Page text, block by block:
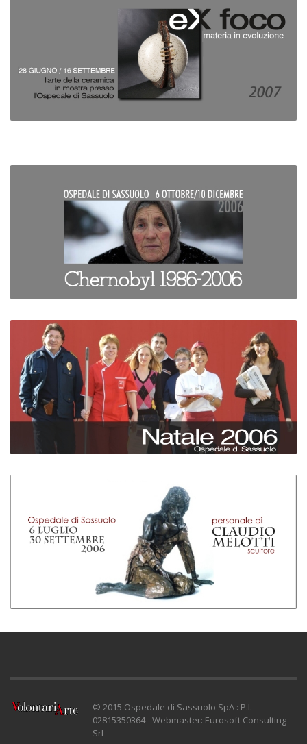
© 2015 Ospedale di Sassuolo SpA : P.I.
02815350364 - Webmaster: Eurosoft Consulting
Srl